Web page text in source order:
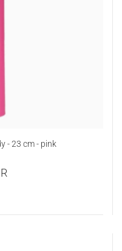
- 23 cm - pink